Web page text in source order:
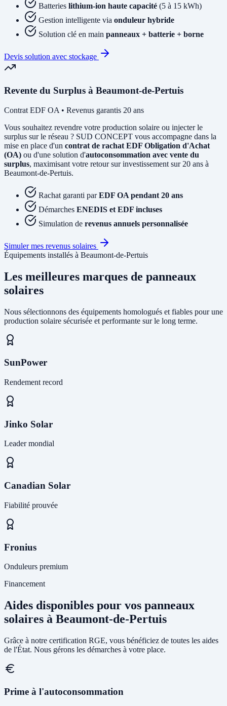
Batteries lithium-ion haute capacité (5 à 15 kWh)
Gestion intelligente via onduleur hybride
Solution clé en main panneaux + batterie + borne
Devis solution avec stockage
Revente du Surplus à Beaumont-de-Pertuis
Contrat EDF OA • Revenus garantis 20 ans
Vous souhaitez revendre votre production solaire ou injecter le
surplus sur le réseau ? SUD CONCEPT vous accompagne dans la
mise en place d'un contrat de rachat EDF Obligation d'Achat
(OA) ou d'une solution d'autoconsommation avec vente du
surplus, maximisant votre retour sur investissement sur 20 ans à
Beaumont-de-Pertuis.
Rachat garanti parEDF OA pendant 20 ans
Démarches ENEDIS et EDF incluses
Simulation de revenus annuels personnalisée
Simuler mes revenus solaires
Équipements installés à Beaumont-de-Pertuis
Les meilleures marques de panneaux
solaires
Nous sélectionnons des équipements homologués et fiables pour une
production solaire sécurisée et performante sur le long terme.
SunPower
Rendement record
Jinko Solar
Leader mondial
Canadian Solar
Fiabilité prouvée
Fronius
Onduleurs premium
Financement
Aides disponibles pour vos panneaux
solaires à Beaumont-de-Pertuis
Grâce à notre certification RGE, vous bénéficiez de toutes les aides
de l'État. Nous gérons les démarches à votre place.
Prime à l'autoconsommation